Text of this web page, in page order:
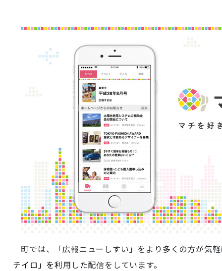
町では、「広報ニューしすい」をより多くの方が気
チイロ」を利 用した配信をしています。